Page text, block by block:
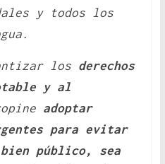
y todos los
los derechos
y al
adoptar
para evitar
bien público, sea